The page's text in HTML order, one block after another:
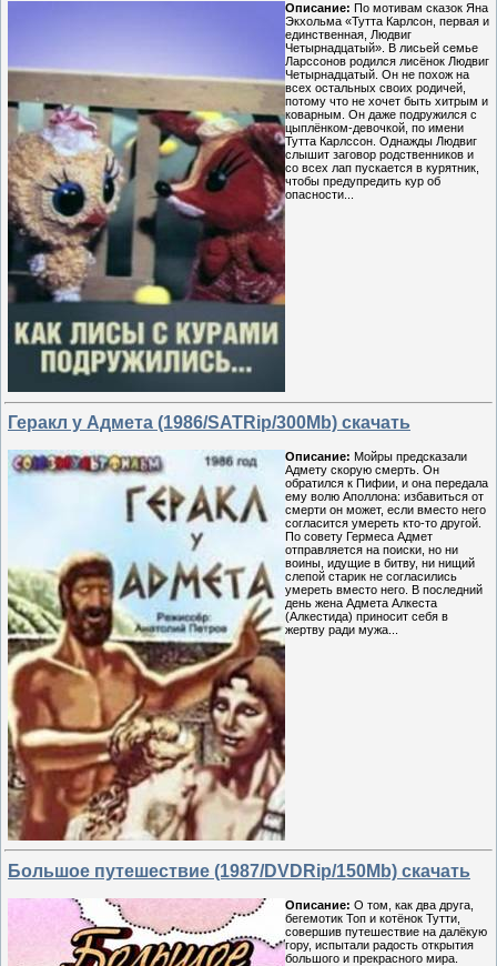
Описание: По мотивам сказок Яна
Экхольма «Тутта Карлсон, первая и
единственная, Людвиг
Четырнадцатый». В лисьей семье
Ларссонов родился лисёнок Людвиг
Четырнадцатый. Он не похож на
всех остальных своих родичей,
потому что не хочет быть хитрым и
коварным. Он даже подружился с
цыплёнком-девочкой, по имени
Тутта Карлссон. Однажды Людвиг
слышит заговор родственников и
со всех лап пускается в курятник,
чтобы предупредить кур об
опасности...
Геракл у Адмета (1986/SATRip/300Mb) скачать
Описание: Мойры предсказали
Адмету скорую смерть. Он
обратился к Пифии, и она передала
ему волю Аполлона: избавиться от
смерти он может, если вместо него
согласится умереть кто-то другой.
По совету Гермеса Адмет
отправляется на поиски, но ни
воины, идущие в битву, ни нищий
слепой старик не согласились
умереть вместо него. В последний
день жена Адмета Алкеста
(Алкестида) приносит себя в
жертву ради мужа...
Большое путешествие (1987/DVDRip/150Mb) скачать
Описание: О том, как два друга,
бегемотик Топ и котёнок Тутти,
совершив путешествие на далёкую
гору, испытали радость открытия
большого и прекрасного мира.